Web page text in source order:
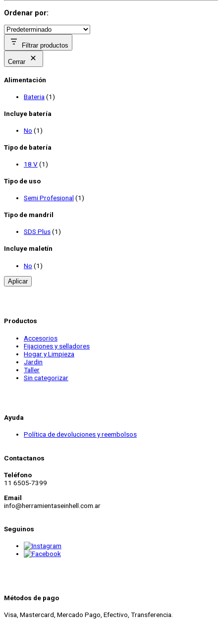
Ordenar por:
Filtrar productos
Cerrar
Alimentación
Bateria (1)
Incluye batería
No (1)
Tipo de batería
18 V(1)
Tipo de uso
Semi Profesional (1)
Tipo de mandril
SDS Plus(1)
Incluye maletín
No (1)
Aplicar
Productos
Accesorios
Fijaciones y selladores
Hogar y Limpieza
Jardin
Taller
Sin categorizar
Ayuda
Política de devoluciones y reembolsos
Contactanos
Teléfono
11 6505-7399
Email
info@herramientaseinhell.com.ar
Seguinos
Métodos de pago
Visa, Mastercard, Mercado Pago, Efectivo, Transferencia.